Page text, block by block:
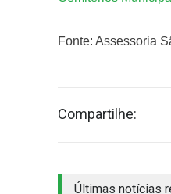
Fonte: Assessoria
Compartilhe:
Últimas notícias